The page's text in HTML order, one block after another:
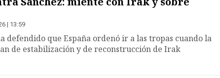
| 13:59
defendido que España ordenó ir a las tropas cuando la
de estabilización y de reconstrucción de Irak